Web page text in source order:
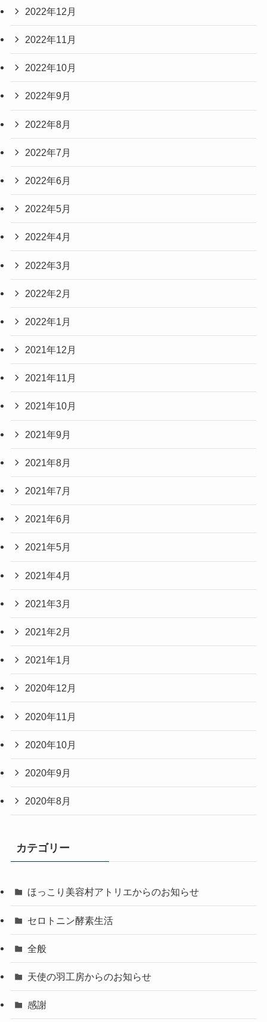
2022年12月
2022年11月
2022年10月
2022年9月
2022年8月
2022年7月
2022年6月
2022年5月
2022年4月
2022年3月
2022年2月
2022年1月
2021年12月
2021年11月
2021年10月
2021年9月
2021年8月
2021年7月
2021年6月
2021年5月
2021年4月
2021年3月
2021年2月
2021年1月
2020年12月
2020年11月
2020年10月
2020年9月
2020年8月
カテゴリー
ほっこり美容村アトリエからのお知らせ
セロトニン酵素生活
全般
天使の羽工房からのお知らせ
感謝